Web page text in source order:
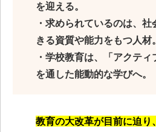
を迎える。
・求められているのは、
きる資質や能力をもつ人材。
・学校教育は、「アクティ
を通した能動的な学びへ。
教育の大改革が目前に迫り